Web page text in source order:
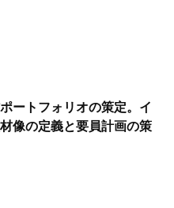
ートフォリオの策定。イ
像の定義と要員計画の策